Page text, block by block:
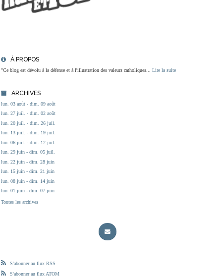
À PROPOS
"Ce blog est dévolu à la défense et à l'illustration des valeurs catholiques... Lire la suite
ARCHIVES
lun. 03 août - dim. 09 août
lun. 27 juil. - dim. 02 août
lun. 20 juil. - dim. 26 juil.
lun. 13 juil. - dim. 19 juil.
lun. 06 juil. - dim. 12 juil.
lun. 29 juin - dim. 05 juil.
lun. 22 juin - dim. 28 juin
lun. 15 juin - dim. 21 juin
lun. 08 juin - dim. 14 juin
lun. 01 juin - dim. 07 juin
Toutes les archives
S'abonner au flux RSS
S'abonner au flux ATOM